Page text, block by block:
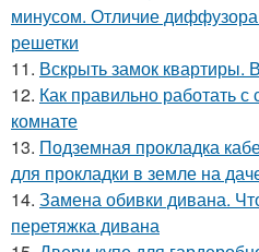
минусом. Отличие
решетки
11. Вскрыть замок квартиры.
12. Как правильно работать
комнате
13. Подземная прокладка
для прокладки в земле на
14. Замена обивки дивана.
перетяжка дивана